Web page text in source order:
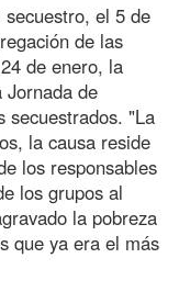
el 5 de
de las
de enero, la
Jornada de
secuestrados. "La
la causa reside
los responsables
los grupos al
la pobreza
que ya era el más